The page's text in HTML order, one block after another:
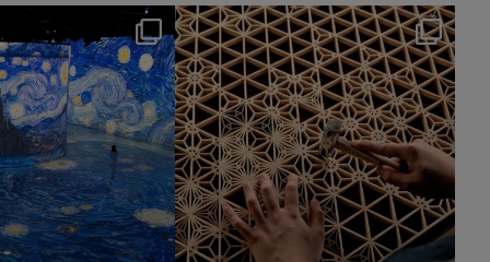
hotel_jalcity
Jul 9
260 0
hotel_jalcity
Jul 2
233 0